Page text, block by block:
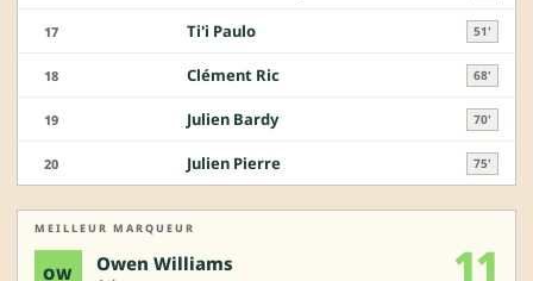
17 Ti'i Paulo 51'
18 Clément Ric 68'
19 Julien Bardy 70'
20 Julien Pierre 75'
MEILLEUR MARQUEUR
OW Owen Williams 11